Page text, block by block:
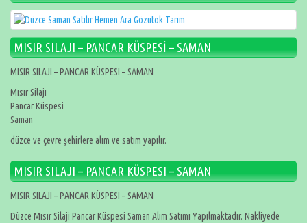
MISIR SILAJI – PANCAR KÜSPESİ – SAMAN
MISIR SILAJI – PANCAR KÜSPESI – SAMAN
Mısır Silajı
Pancar Küspesi
Saman
düzce ve çevre şehirlere alım ve satım yapılır.
MISIR SILAJI – PANCAR KÜSPESI – SAMAN
MISIR SILAJI – PANCAR KÜSPESI – SAMAN
Düzce Mısır Silaji Pancar Küspesi Saman Alım Satımı Yapılmaktadır. Nakliyede